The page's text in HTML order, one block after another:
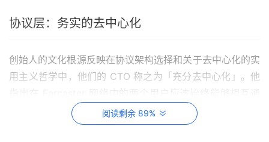
协议层：务实的去中心化
创始人的文化根源反映在协议架构选择和关于去中心化的实
用主义哲学中，他们的 CTO 称之为「充分去中心化」。他
阅读剩余 89%